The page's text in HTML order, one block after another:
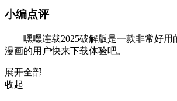
小编点评
嘿嘿连载2025破解版是一款非常好用
漫画的用户快来下载体验吧。
展开全部
收起